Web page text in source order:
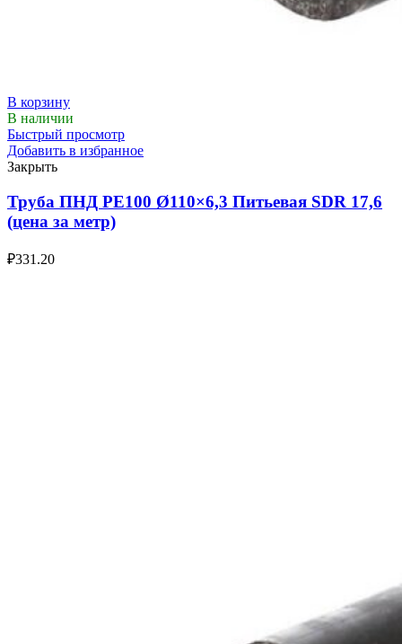
В корзину
В наличии
Быстрый просмотр
Добавить в избранное
Закрыть
Труба ПНД РЕ100 Ø110×6,3 Питьевая SDR 17,6
(цена за метр)
₽331.20